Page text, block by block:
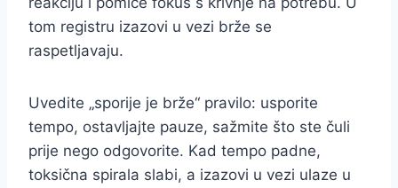
tom registru izazovi u vezi brže se
raspetljavaju.
Uvedite „sporije je brže“ pravilo: usporite
tempo, ostavljajte pauze, sažmite što ste čuli
prije nego odgovorite. Kad tempo padne,
toksična spirala slabi, a izazovi u vezi ulaze u